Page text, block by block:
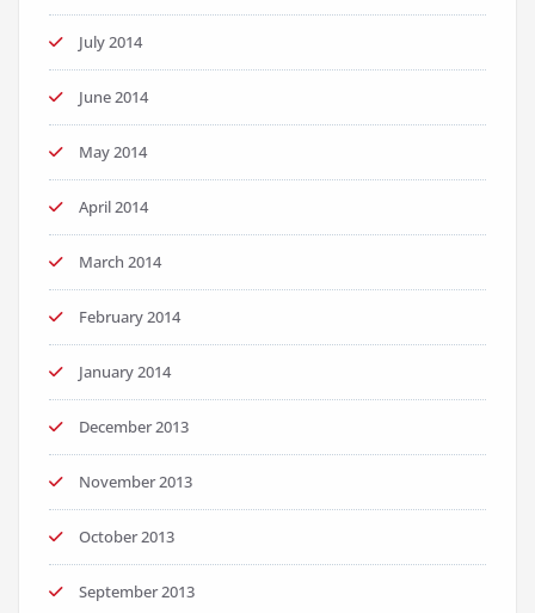
July 2014
June 2014
May 2014
April 2014
March 2014
February 2014
January 2014
December 2013
November 2013
October 2013
September 2013